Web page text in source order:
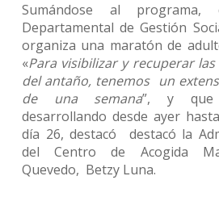
Sumándose al programa,
Departamental de Gestión
organiza una maratón de
«Para visibilizar y recuperar
del antaño, tenemos un
de una semana”, y que
desarrollando desde ayer
día 26, destacó destacó la
del Centro de Acogida
Quevedo, Betzy Luna.